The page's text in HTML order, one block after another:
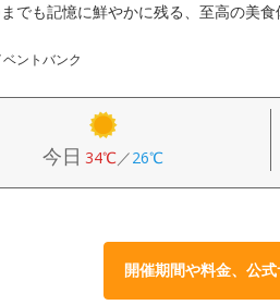
でも記憶に鮮やかに残る、至高の美食
ントバンク
今日 34℃／26℃
開催期間や料金、公